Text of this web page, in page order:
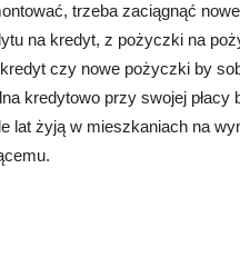
trzeba zaciągnąć
na kredyt, z pożyczki na
czy nowe pożyczki by
kredytowo przy swojej płacy
lat żyją w mieszkaniach na